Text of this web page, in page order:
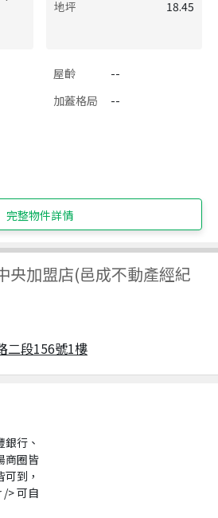
地坪
18.45
屋齡
--
加蓋格局
--
完整物件詳情
央加盟店(邑成不動產經紀
二段156號1樓
行、
商圈皆
到，
/> 可自